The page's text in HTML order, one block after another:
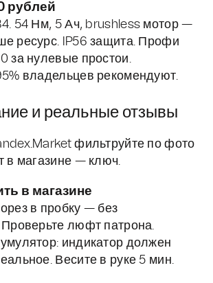
рублей
54 Нм, 5 Ач, brushless мотор —
ресурс. IP56 защита. Профи
за нулевые простои.
владельцев рекомендуют.
и реальные отзывы
фильтруйте по фото
в магазине — ключ.
в магазине
в пробку — без
Проверьте люфт патрона.
индикатор должен
Весите в руке 5 мин.